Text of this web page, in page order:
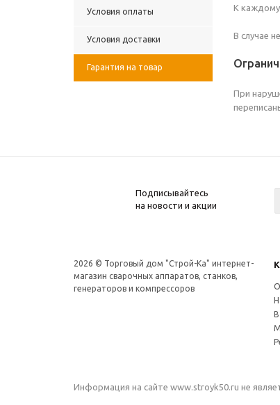
Условия оплаты
Условия доставки
Гарантия на товар
К
В случае
При
Подписывайтесь
на новости и акции
2026 © Торговый дом "Строй-Ка" интернет-
магазин сварочных аппаратов, станков,
генераторов и компрессоров
Информация на сайте www.stroyk50.ru не